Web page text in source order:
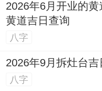
2026年6月开业的
黄道吉日查询
八字
2026年9月拆灶台吉
八字